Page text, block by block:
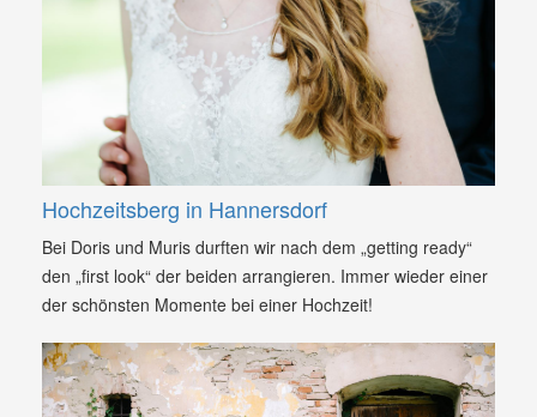
Hochzeitsberg in Hannersdorf
Bei Doris und Muris durften wir nach dem „getting ready“
den „first look“ der beiden arrangieren. Immer wieder einer
der schönsten Momente bei einer Hochzeit!